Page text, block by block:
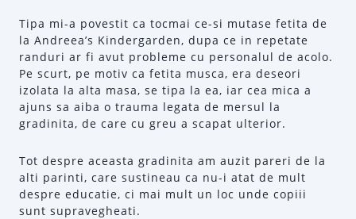
Tipa mi-a povestit ca tocmai ce-si mutase fetita de
la Andreea’s Kindergarden, dupa ce in repetate
randuri ar fi avut probleme cu personalul de acolo.
Pe scurt, pe motiv ca fetita musca, era deseori
izolata la alta masa, se tipa la ea, iar cea mica a
ajuns sa aiba o trauma legata de mersul la
gradinita, de care cu greu a scapat ulterior.
Tot despre aceasta gradinita am auzit pareri de la
alti parinti, care sustineau ca nu-i atat de mult
despre educatie, ci mai mult un loc unde copiii
sunt supravegheati.